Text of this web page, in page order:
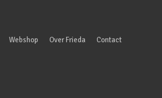
Webshop Over Frieda Contact